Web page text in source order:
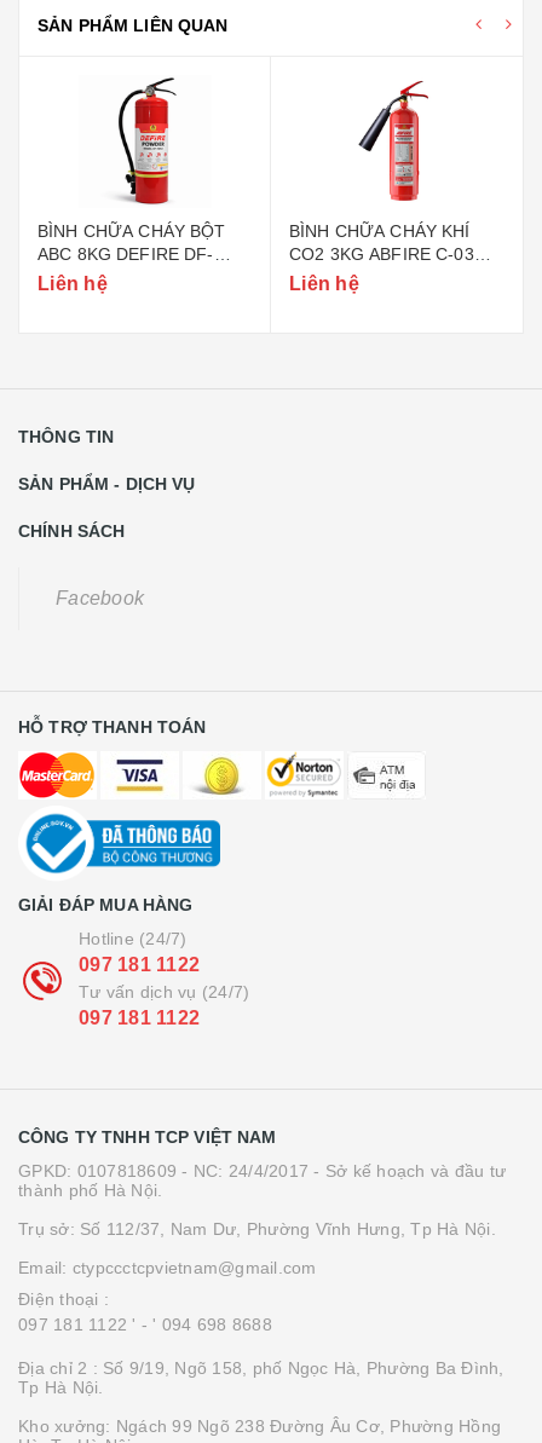
SẢN PHẨM LIÊN QUAN
BÌNH CHỮA CHÁY BỘT
ABC 8KG DEFIRE DF-
ABC8 (BỘ CÔNG AN)
Liên hệ
BÌNH CHỮA CHÁY KHÍ
CO2 3KG ABFIRE C-03
(TEM BỘ CÔNG AN)
Liên hệ
THÔNG TIN
SẢN PHẨM - DỊCH VỤ
CHÍNH SÁCH
Facebook
HỖ TRỢ THANH TOÁN
GIẢI ĐÁP MUA HÀNG
Hotline (24/7)
097 181 1122
Tư vấn dịch vụ (24/7)
097 181 1122
CÔNG TY TNHH TCP VIỆT NAM
GPKD: 0107818609 - NC: 24/4/2017 - Sở kế hoạch và đầu tư
thành phố Hà Nội.
Trụ sở: Số 112/37, Nam Dư, Phường Vĩnh Hưng, Tp Hà Nội.
Email: ctypccctcpvietnam@gmail.com
Điện thoại :
097 181 1122 ' - ' 094 698 8688
Địa chỉ 2 : Số 9/19, Ngõ 158, phố Ngọc Hà, Phường Ba Đình,
Tp Hà Nội.
Kho xưởng: Ngách 99 Ngõ 238 Đường Âu Cơ, Phường Hồng